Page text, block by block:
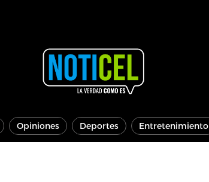
Opiniones Deportes Entretenimiento